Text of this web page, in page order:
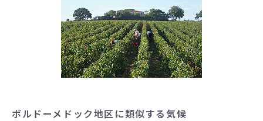
ボルドーメドック地区に類似する気候